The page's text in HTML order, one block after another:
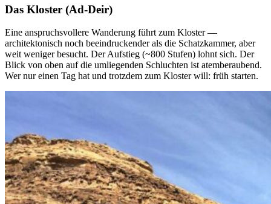
Das Kloster (Ad-Deir)
Eine anspruchsvollere Wanderung führt zum Kloster —
architektonisch noch beeindruckender als die Schatzkammer, aber
weit weniger besucht. Der Aufstieg (~800 Stufen) lohnt sich. Der
Blick von oben auf die umliegenden Schluchten ist atemberaubend.
Wer nur einen Tag hat und trotzdem zum Kloster will: früh starten.